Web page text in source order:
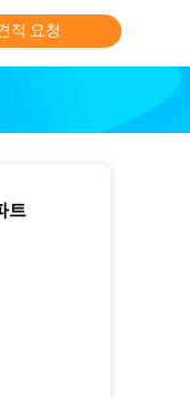
적 요청
트